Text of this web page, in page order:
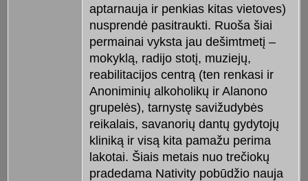
aptarnauja ir penkias kitas vietoves)
nusprendė pasitraukti. Ruoša šiai
permainai vyksta jau dešimtmetį –
mokyklą, radijo stotį, muziejų,
reabilitacijos centrą (ten renkasi ir
Anoniminių alkoholikų ir Alanono
grupelės), tarnystę savižudybės
reikalais, savanorių dantų gydytojų
kliniką ir visą kita pamažu perima
lakotai. Šiais metais nuo trečiokų
pradedama Nativity pobūdžio nauja